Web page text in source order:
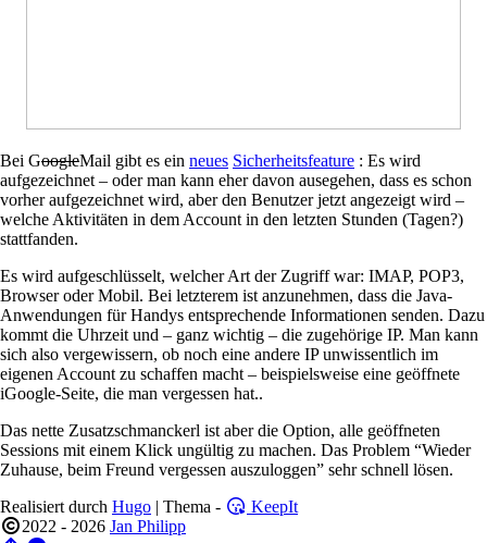
Bei GoogleMail gibt es ein neues Sicherheitsfeature : Es wird
aufgezeichnet – oder man kann eher davon ausegehen, dass es schon
vorher aufgezeichnet wird, aber den Benutzer jetzt angezeigt wird –
welche Aktivitäten in dem Account in den letzten Stunden (Tagen?)
stattfanden.
Es wird aufgeschlüsselt, welcher Art der Zugriff war: IMAP, POP3,
Browser oder Mobil. Bei letzterem ist anzunehmen, dass die Java-
Anwendungen für Handys entsprechende Informationen senden. Dazu
kommt die Uhrzeit und – ganz wichtig – die zugehörige IP. Man kann
sich also vergewissern, ob noch eine andere IP unwissentlich im
eigenen Account zu schaffen macht – beispielsweise eine geöffnete
iGoogle-Seite, die man vergessen hat..
Das nette Zusatzschmanckerl ist aber die Option, alle geöffneten
Sessions mit einem Klick ungültig zu machen. Das Problem “Wieder
Zuhause, beim Freund vergessen auszuloggen” sehr schnell lösen.
Realisiert durch Hugo | Thema -
KeepIt
2022 - 2026 Jan Philipp